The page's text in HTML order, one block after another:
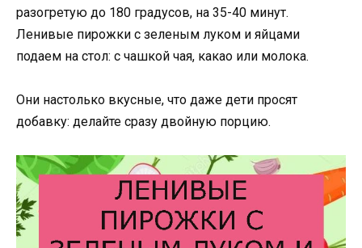
разогретую до 180 градусов, на 35-40 минут.
Ленивые пирожки с зеленым луком и яйцами
подаем на стол: с чашкой чая, какао или молока.
Они настолько вкусные, что даже дети просят
добавку: делайте сразу двойную порцию.